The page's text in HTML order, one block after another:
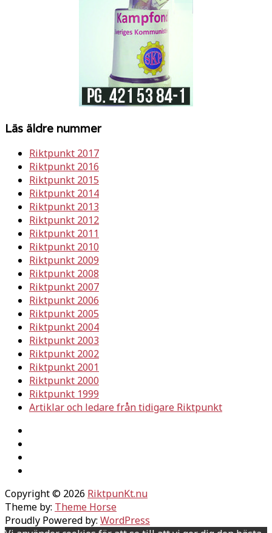
Läs äldre nummer
Riktpunkt 2017
Riktpunkt 2016
Riktpunkt 2015
Riktpunkt 2014
Riktpunkt 2013
Riktpunkt 2012
Riktpunkt 2011
Riktpunkt 2010
Riktpunkt 2009
Riktpunkt 2008
Riktpunkt 2007
Riktpunkt 2006
Riktpunkt 2005
Riktpunkt 2004
Riktpunkt 2003
Riktpunkt 2002
Riktpunkt 2001
Riktpunkt 2000
Riktpunkt 1999
Artiklar och ledare från tidigare Riktpunkt
Copyright © 2026 RiktpunKt.nu
Theme by: Theme Horse
Proudly Powered by: WordPress